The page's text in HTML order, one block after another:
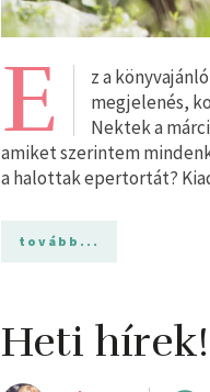
E
z a
megjelenés,
Nektek a
amiket szerintem
​a halottak epertortát?
tovább...
Heti hírek!